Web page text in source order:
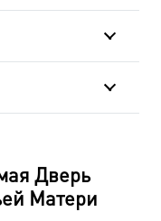
Дверь
Матери